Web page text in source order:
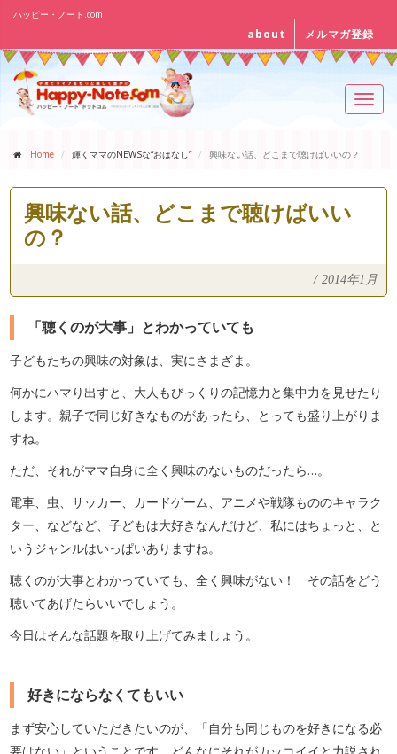
ハッピー・ノート.com
about メルマガ登録
Home 輝くママのNEWSな“おはなし” 興味ない話、どこまで聴けばいいの？
興味ない話、どこまで聴けばいい
の？
/ 2014年1月
「聴くのが大事」とわかっていても
子どもたちの興味の対象は、実にさまざま。
何かにハマり出すと、大人もびっくりの記憶力と集中力を見せたり
します。親子で同じ好きなものがあったら、とっても盛り上がりま
すね。
ただ、それがママ自身に全く興味のないものだったら…。
電車、虫、サッカー、カードゲーム、アニメや戦隊もののキャラク
ター、などなど、子どもは大好きなんだけど、私にはちょっと、と
いうジャンルはいっぱいありますね。
聴くのが大事とわかっていても、全く興味がない！ その話をどう
聴いてあげたらいいでしょう。
今日はそんな話題を取り上げてみましょう。
好きにならなくてもいい
まず安心していただきたいのが、「自分も同じものを好きになる必